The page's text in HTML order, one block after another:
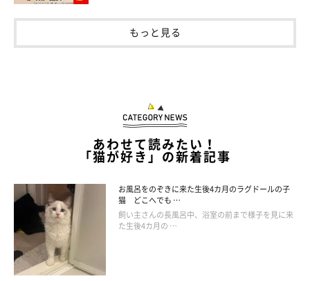
もっと見る
あわせて読みたい！
「猫が好き」の新着記事
お風呂をのぞきに来た生後4カ月のラグドールの子
猫 どこへでも …
飼い主さんの長風呂中、浴室の前まで様子を見に来
た生後4カ月の …